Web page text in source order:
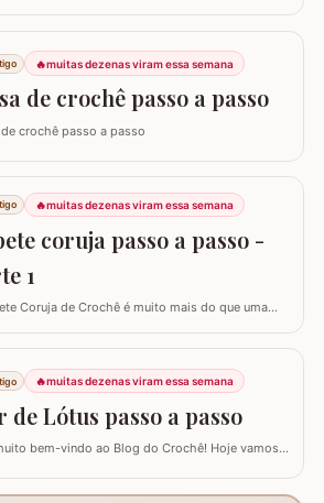
imagens! Trilhos/caminhos e centro de mesa
Puxa-saco e porta-pano de prato Squares para
de cama Outros Álbuns que temos no blog
🔥muitas dezenas viram essa semana
de crochê passo a passo
crochê passo a passo
🔥muitas dezenas viram essa semana
coruja passo a passo -
1
Coruja de Crochê é muito mais do que uma
com a delicadeza do feito à mão. Embora a
real consiga girar o pescoço em 270°, a nossa
em crochê é ainda mais versátil: podemos criá-
as cores e estilos,…
🔥muitas dezenas viram essa semana
de Lótus passo a passo
bem-vindo ao Blog do Crochê! Hoje vamos